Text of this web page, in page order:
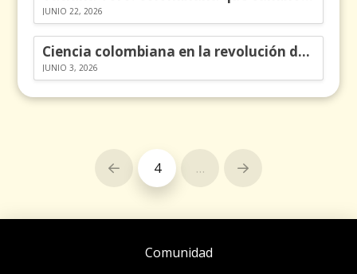
JUNIO 22, 2026
Ciencia colombiana en la revolución de los órganos en chips
JUNIO 3, 2026
Prev 4 … Next
Comunidad